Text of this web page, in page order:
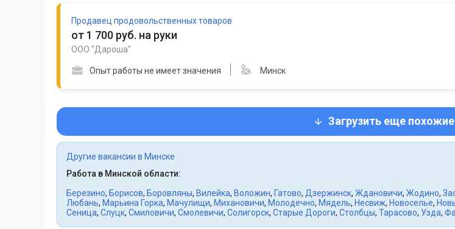
Продавец продовольственных товаров
от 1 700 руб. на руки
ООО "Дароша"
Опыт работы не имеет значения Минск
Загрузить еще
Другие вакансии в Минске
Работа в Минской области:
Березино, Борисов, Боровляны, Вилейка, Воложин, Гатово, Дзержинск, Ждановичи, Жодино,
Любань, Марьина Горка, Мачулищи, Михановичи, Молодечно, Мядель, Несвиж, Новоселье,
Сеница, Слуцк, Смиловичи, Смолевичи, Солигорск, Старые Дороги, Столбцы, Тарасово, Узда,